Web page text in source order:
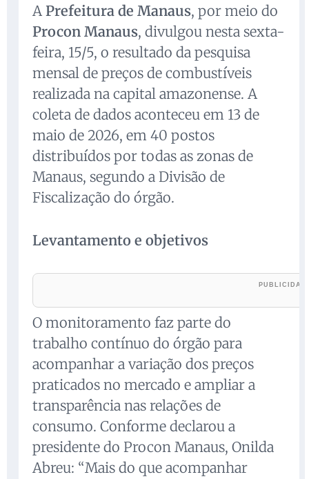
A Prefeitura de Manaus, por meio do
Procon Manaus, divulgou nesta sexta-
feira, 15/5, o resultado da pesquisa
mensal de preços de combustíveis
realizada na capital amazonense. A
coleta de dados aconteceu em 13 de
maio de 2026, em 40 postos
distribuídos por todas as zonas de
Manaus, segundo a Divisão de
Fiscalização do órgão.
Levantamento e objetivos
O monitoramento faz parte do
trabalho contínuo do órgão para
acompanhar a variação dos preços
praticados no mercado e ampliar a
transparência nas relações de
consumo. Conforme declarou a
presidente do Procon Manaus, Onilda
Abreu: “Mais do que acompanhar